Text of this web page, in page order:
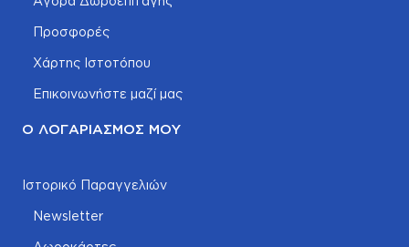
Προσφορές
Χάρτης Ιστοτόπου
Επικοινωνήστε μαζί μας
Ο ΛΟΓΑΡΙΑΣΜΌΣ ΜΟΥ
Ιστορικό Παραγγελιών
Newsletter